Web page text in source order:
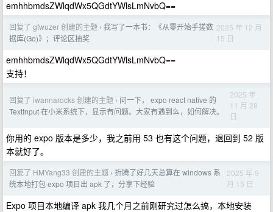
emhhbmdsZWlqdWx5QGdtYWlsLmNvbQ==
回复了 gfwuzer 创建的主题 › 我写了一本书：《从零开始手搓数
据库(Go)》；评论区抽奖
2025 年 12 月
15 日
emhhbmdsZWlqdWx5QGdtYWlsLmNvbQ==
支持！
回复了 iwannarocks 创建的主题 › 问一下， expo react native 的
TextInput 在小米系统下，显示有问题。大家有遇到么，如何解决。
2025 年
11 月 28
日
你用的 expo 版本是多少，我之前用 53 也有这个问题，退回到 52 版
本就好了。
回复了 HMYang33 创建的主题 › 折腾了好几天总算在 windows 系
统本地打包 expo 项目出 apk 了，分享下经验
2025 年 9
月 15 日
Expo 项目本地编译 apk 我几个月之前刚研究过怎么搞，本地安装